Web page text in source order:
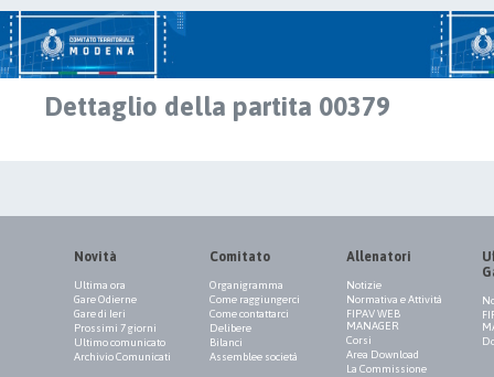
Dettaglio della partita 00379
Novità
Ultima ora
Gare Odierne
Gare di Ieri
Prossimi 7 giorni
Ultimo comunicato
Archivio Comunicati
Comitato
Organigramma
Come raggiungerci
Come contattarci
Delibere
Bilanci
Assemblee società
Allenatori
Notizie
Normativa e Attività
FIPAV WEB
MANAGER
Corsi
Area Download
La Commissione